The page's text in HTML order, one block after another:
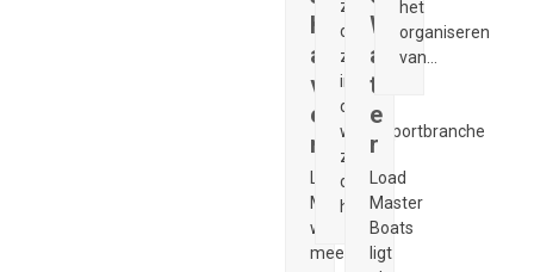
h
a
v
e
n
Load
Master
werkt
mee
zien
dat
zij
in
de
watersportbranche
zien
dat
het…
W
a
t
e
r
Load
Master
Boats
ligt
het
organiseren
van…